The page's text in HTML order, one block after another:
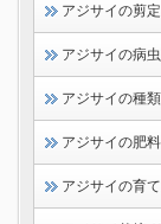
アジサイの剪
アジサイの病
アジサイの種類
アジサイの肥料
アジサイの育